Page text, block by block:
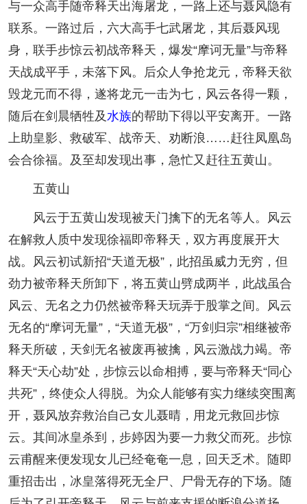
与一众高手随帝释天出海屠龙，一路上还与聂风隐有
联系。一路过后，六大高手七武屠龙，其后聂风现
身，联手步惊云初战帝释天，爆发“摩诃无量”与帝释
天战成平手，未落下风。后众人争抢龙元，帝释天欲
毁龙元而不得，遂将龙元一击为七，风云各得一颗，
随后在剑晨牺牲及 水族的帮助下得以平安离开。一路
上助皇影、救破军、战帝天、劝断浪……赶往凤凰岛
会合徐福。及至却发现出事，急忙又赶往五黄山。
五黄山
风云于五黄山发现被天门擒下的无名等人。风云
在解救人质中发现徐福即帝释天，双方再度展开大
战。风云初试新招“天道无极”，此招虽威力无穷，但
劲力被帝释天所卸下，将五黄山劈成两半，此战虽合
风云、无名之力仍然被帝释天玩弄于股掌之间。风云
无名的“摩诃无量”，“天道无极”，“万剑归宗”相继被帝
释天所破，天剑无名被废再被擒，风云激战力竭。帝
释天“天心劫”处，步惊云以命相搏，要与帝释天“同心
共死”，终使众人得脱。为众人能够有实力继续突围离
开，聂风放弃救治自己女儿聂晴，用龙元救回步惊
云。其间冰皇杀到，步婷因为要一力救父而死。步惊
云甫醒来便发现女儿已经奄奄一息，回天乏术。随即
重招击出，冰皇落得死无全尸、尸骨无存的下场。随